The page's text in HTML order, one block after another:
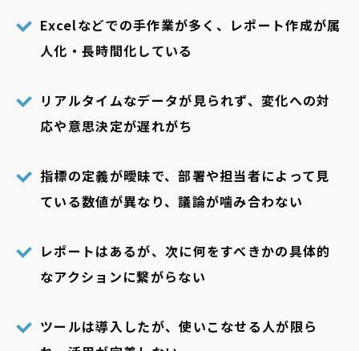
Excelなどでの手作業が多く、レポート作成が属
人化・長時間化している
リアルタイムなデータが見られず、変化への対
応や意思決定が遅れがち
指標の定義が曖昧で、部署や担当者によって見
ている数値が異なり、議論が噛み合わない
レポートはあるが、次に何をすべきかの具体的
なアクションに繋がらない
ツールは導入したが、使いこなせる人が限ら